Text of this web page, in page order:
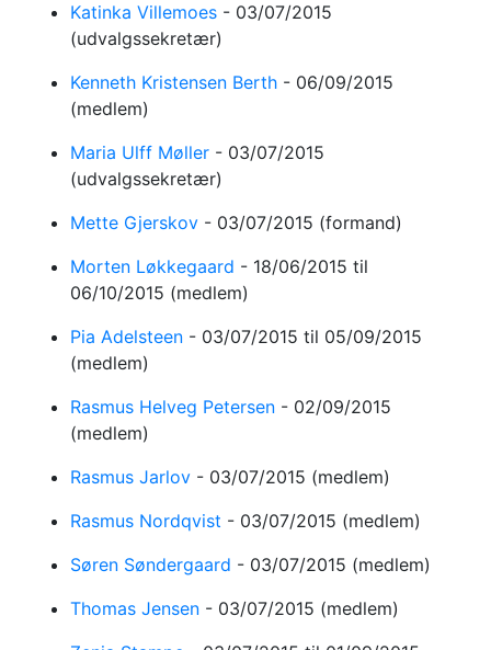
Katinka Villemoes - 03/07/2015
(udvalgssekretær)
Kenneth Kristensen Berth - 06/09/2015
(medlem)
Maria Ulff Møller - 03/07/2015
(udvalgssekretær)
Mette Gjerskov - 03/07/2015 (formand)
Morten Løkkegaard - 18/06/2015 til
06/10/2015 (medlem)
Pia Adelsteen - 03/07/2015 til 05/09/2015
(medlem)
Rasmus Helveg Petersen - 02/09/2015
(medlem)
Rasmus Jarlov - 03/07/2015 (medlem)
Rasmus Nordqvist - 03/07/2015 (medlem)
Søren Søndergaard - 03/07/2015 (medlem)
Thomas Jensen - 03/07/2015 (medlem)